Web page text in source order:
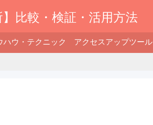
比較・検証・活用方法
ハウ・テクニック アクセスアップツール